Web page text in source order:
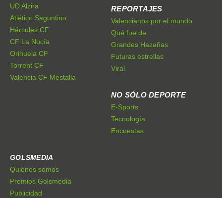
UD Alzira
Atlético Saguntino
Hércules CF
CF La Nucía
Orihuela CF
Torrent CF
Valencia CF Mestalla
REPORTAJES
Valencianos por el mundo
Qué fue de...
Grandes Hazañas
Futuras estrellas
Viral
NO SÓLO DEPORTE
E-Sports
Tecnología
Encuestas
GOLSMEDIA
Quiénes somos
Premios Golsmedia
Publicidad